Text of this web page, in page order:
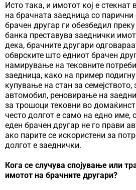
Исто така, и имотот кој е стекнат
на брачната заедница со
брачен другар ги обезбедил
банка преставува заеднички
дека, брачните другари
обврските што едниот брачен
намирување на тековните
заедница, како на пример
купување на стан за
автомобил, реновирање на
за трошоци тековни во
често долгот е само на едно име,
еден брачен другар не го прави
ако парите се искористени за
долгот е заеднички.
Кога се случува спојување или
имотот на брачните другари?